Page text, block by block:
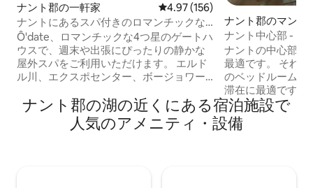
ナント郡の一軒家 レビュー156件、5つ星中4.97つ
4.97 (156)
ナントにあるスパ付きのロマンチックな
コテージ
Ô'date、ロマンチックな4つ星のゲートハ
ウスで、週末や出張にぴったりの静かな
屋外スパをご利用いただけます。 エルド
ル川、エクスポセンター、ボージョワー
テージの1階には、キングサイズベッド
（180 x 200）を備えた広い寝室、リビン
グルーム、設備の整ったキッチンエリア
ナント郡のマンシ
ート
ナント中心部 - エ
ナントの中心部に
最適です。 それぞれにオフィスがある2つ
のベッドルーム。 家族、友人、同僚との
滞在に最適です。 設備の整ったキッチ
ン、ダイニングエ
を備えた広々とし
をお楽しみください。 エルドル
ナント郡の湖の近くにある宿泊施設で
人気のアメニティ・設備